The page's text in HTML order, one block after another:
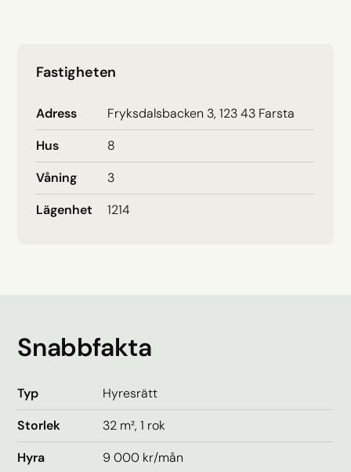
Fastigheten
Adress
Fryksdalsbacken 3, 123 43 Farsta
Hus
8
Våning
3
Lägenhet
1214
Snabbfakta
Typ
Hyresrätt
Storlek
32 m², 1 rok
Hyra
9 000 kr/mån